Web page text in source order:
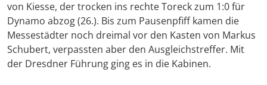
von Kiesse, der trocken ins rechte Toreck zum 1:0 für
Dynamo abzog (26.). Bis zum Pausenpfiff kamen die
Messestädter noch dreimal vor den Kasten von Markus
Schubert, verpassten aber den Ausgleichstreffer. Mit
der Dresdner Führung ging es in die Kabinen.